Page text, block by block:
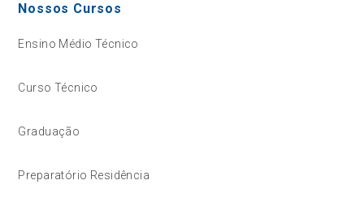
Nossos Cursos
Ensino Médio Técnico
Curso Técnico
Graduação
Preparatório Residência